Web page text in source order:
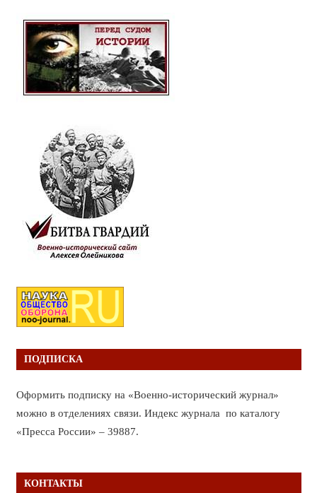
ПОДПИСКА
Оформить подписку на «Военно-исторический журнал»
можно в отделениях связи. Индекс журнала по каталогу
«Пресса России» – 39887.
КОНТАКТЫ